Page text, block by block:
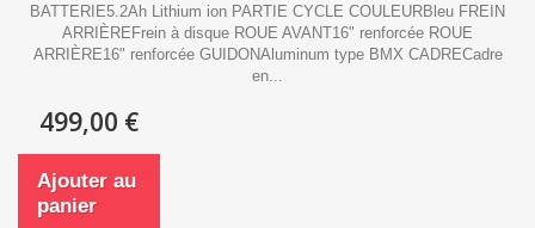
BATTERIE5.2Ah Lithium ion PARTIE CYCLE COULEURBleu FREIN
ARRIÈREFrein à disque ROUE AVANT16" renforcée ROUE
ARRIÈRE16" renforcée GUIDONAluminum type BMX CADRECadre
en...
499,00 €
Ajouter au
panier